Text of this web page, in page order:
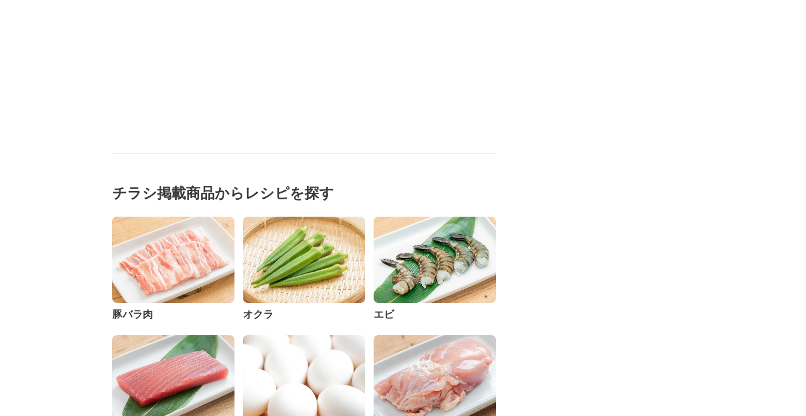
チラシ掲載商品からレシピを探す
豚バラ肉 オクラ エビ